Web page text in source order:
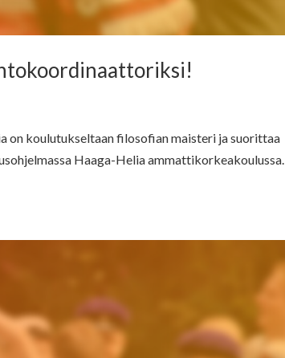
on koulutukseltaan filosofian maisteri ja suorittaa
Haaga-Helia ammattikorkeakoulussa.